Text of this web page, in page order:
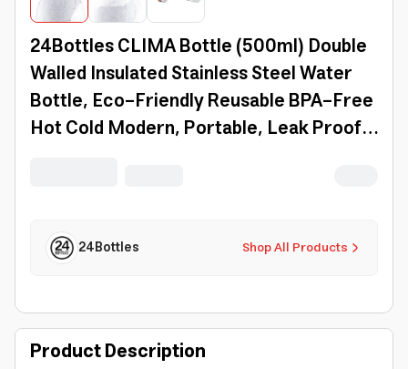
24Bottles CLIMA Bottle (500ml) Double
Walled Insulated Stainless Steel Water
Bottle, Eco-Friendly Reusable BPA-Free
Hot Cold Modern, Portable, Leak Proof
Shop All Products
24Bottles
Product Description